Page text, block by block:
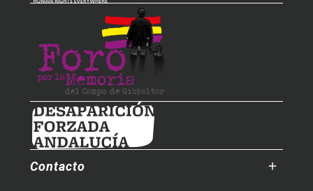
Contacto